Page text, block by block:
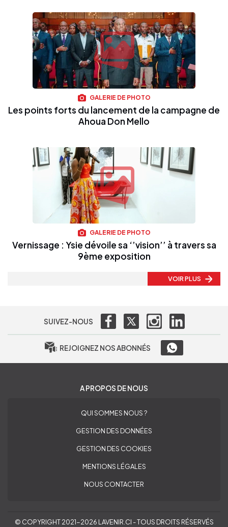
GALERIE DE PHOTO
Les points forts du lancement de la campagne de
Ahoua Don Mello
GALERIE DE PHOTO
Vernissage : Ysie dévoile sa ‘’vision’’ à travers sa
9ème exposition
VOIR PLUS
SUIVEZ-NOUS
REJOIGNEZ NOS ABONNÉS
A PROPOS DE NOUS
QUI SOMMES NOUS ?
GESTION DES DONNÉES
GESTION DES COOKIES
MENTIONS LÉGALES
NOUS CONTACTER
© COPYRIGHT 2021-2026 LAVENIR.CI - TOUS DROITS RÉSERVÉS